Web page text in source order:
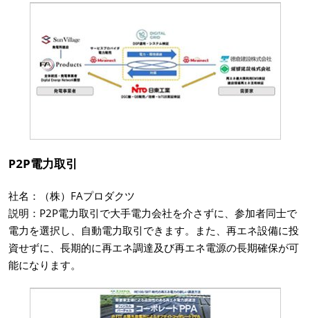
P2P電力取引
社名：（株）FAプロダクツ
説明：P2P電力取引で大手電力会社を介さずに、参加者同士で
電力を選択し、自動電力取引できます。また、再エネ設備に投
資せずに、長期的に再エネ調達及び再エネ電源の長期確保が可
能になります。